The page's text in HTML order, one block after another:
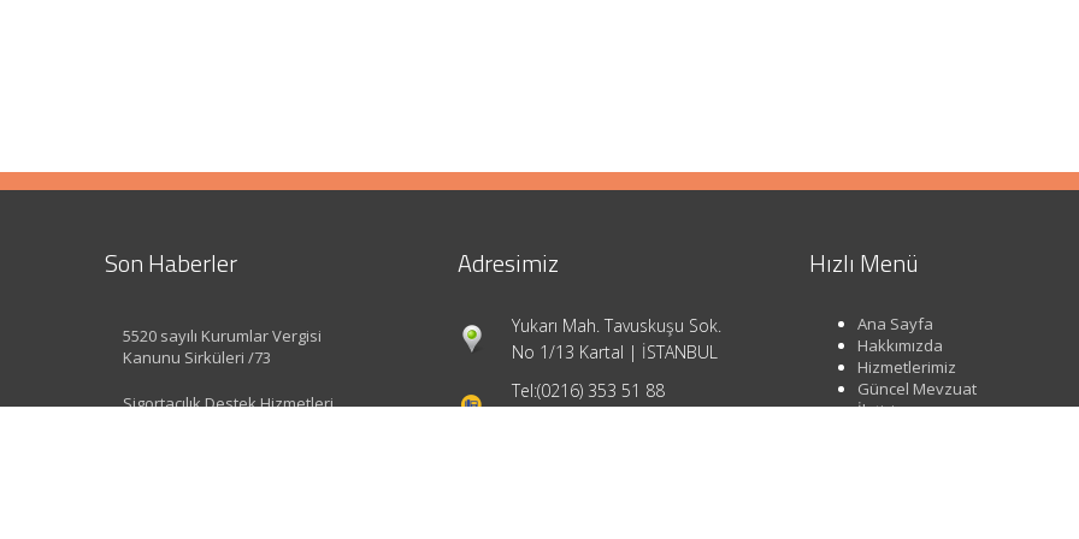
Son Haberler
5520 sayılı Kurumlar Vergisi
Kanunu Sirküleri /73
Sigortacılık Destek Hizmetleri
Adresimiz
Yukarı Mah. Tavuskuşu Sok.
No 1/13 Kartal | İSTANBUL
Tel:(0216) 353 51 88
Hızlı Menü
Ana Sayfa
Hakkımızda
Hizmetlerimiz
Güncel Mevzuat
İletişim